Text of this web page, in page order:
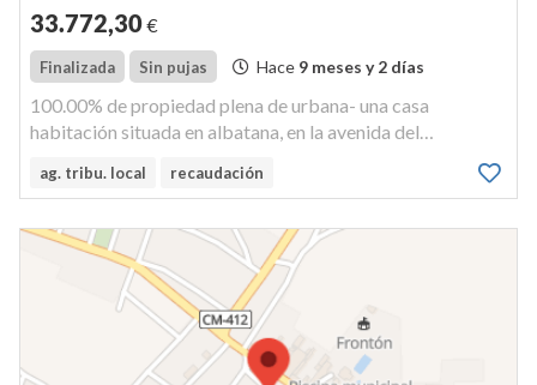
33.772,30€
Finalizada Sin pujas Hace 9 meses y 2 días
100.00% de propiedad plena de urbana- una casa
habitación situada en albatana, en la avenida del
cámaras y patio y corral descubierto; ocupa una extensión
ag. tribu. local recaudación